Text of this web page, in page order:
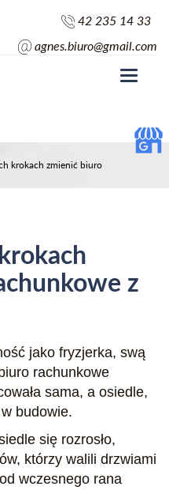
42 235 14 33
agnes.biuro@gmail.com
Toggle
krokach zmienić biuro
z
jako fryzjerka, swą
rachunkowe
sama, a osiedle,
budowie.
się rozrosło,
którzy walili drzwiami
wczesnego rana